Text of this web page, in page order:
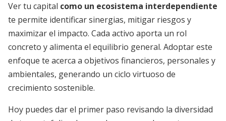
Ver tu capital como un ecosistema interdependiente
te permite identificar sinergias, mitigar riesgos y
maximizar el impacto. Cada activo aporta un rol
concreto y alimenta el equilibrio general. Adoptar este
enfoque te acerca a objetivos financieros, personales y
ambientales, generando un ciclo virtuoso de
crecimiento sostenible.
Hoy puedes dar el primer paso revisando la diversidad